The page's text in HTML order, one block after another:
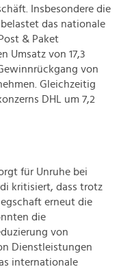
Insbesondere die
das nationale
& Paket
Umsatz von 17,3
von
Gleichzeitig
DHL um 7,2
für Unruhe bei
kritisiert, dass trotz
erneut die
die
von
Dienstleistungen
internationale